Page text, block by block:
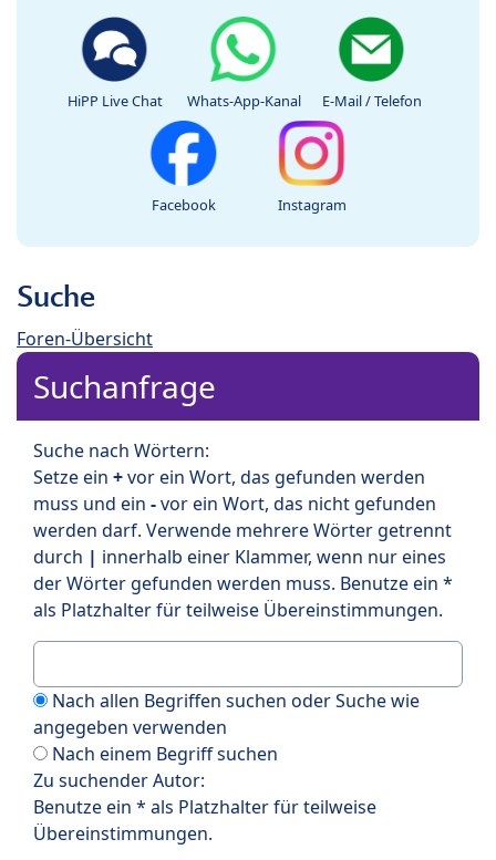
HiPP Live Chat Whats-App-Kanal E-Mail / Telefon
Facebook Instagram
Suche
Foren-Übersicht
Suchanfrage
Suche nach Wörtern:
Setze ein +vor ein Wort, das gefunden werden
muss und ein -vor ein Wort, das nicht gefunden
werden darf. Verwende mehrere Wörter getrennt
durch | innerhalb einer Klammer, wenn nur eines
der Wörter gefunden werden muss. Benutze ein *
als Platzhalter für teilweise Übereinstimmungen.
Nach allen Begriffen suchen oder Suche wie
angegeben verwenden
Nach einem Begriff suchen
Zu suchender Autor:
Benutze ein * als Platzhalter für teilweise
Übereinstimmungen.